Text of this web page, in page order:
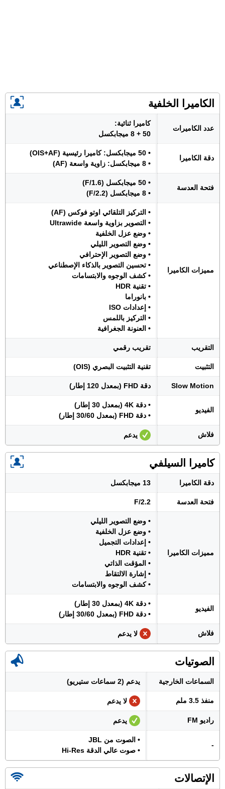
الكاميرا الخلفية
عدد الكاميرات
كاميرا ثنائية:
50 + 8 ميجابكسل
دقة الكاميرا
• 50 ميجابكسل: كاميرا رئيسية (OIS+AF)
• 8 ميجابكسل: زاوية واسعة (AF)
فتحة العدسة
• 50 ميجابكسل (F/1.6)
• 8 ميجابكسل (F/2.2)
مميزات الكاميرا
• التركيز التلقائي اوتو فوكس (AF)
• التصوير بزاوية واسعة Ultrawide
• وضع عزل الخلفية
• وضع التصوير الليلي
• وضع التصوير الإحترافي
• تحسين التصوير بالذكاء الإصطناعي
• كشف الوجوه والابتسامات
• تقنية HDR
• بانوراما
• إعدادات ISO
• التركيز باللمس
• العنونة الجغرافية
التقريب تقريب رقمي
التثبيت تقنية التثبيت البصري (OIS)
Slow Motion دقة FHD (بمعدل 120 إطار)
الفيديو
• دقة 4K (بمعدل 30 إطار)
• دقة FHD (بمعدل 30/60 إطار)
فلاش يدعم
كاميرا السيلفي
دقة الكاميرا 13 ميجابكسل
فتحة العدسة F/2.2
مميزات الكاميرا
• وضع التصوير الليلي
• وضع عزل الخلفية
• إعدادات التجميل
• تقنية HDR
• المؤقت الذاتي
• إشارة الالتقاط
• كشف الوجوه والابتسامات
الفيديو
• دقة 4K (بمعدل 30 إطار)
• دقة FHD (بمعدل 30/60 إطار)
فلاش لا يدعم
الصوتيات
السماعات الخارجية يدعم (2 سماعات ستيريو)
منفذ 3.5 ملم لا يدعم
راديو FM يدعم
-
• الصوت من JBL
• صوت عالي الدقة Hi-Res
الإتصالات